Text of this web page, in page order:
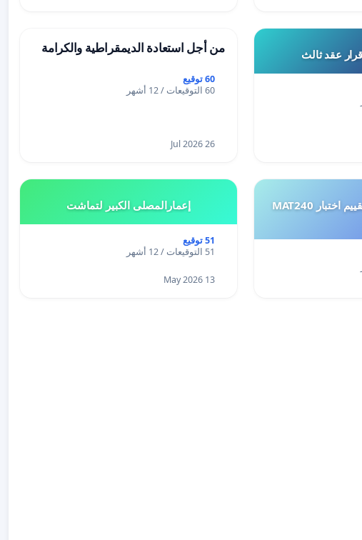
عقد ثالث من أجل استعادة الديمقراطية والكرامة
60 توقيع
60 التوقيعات / 12 أشهر
26 Jul 2026
طلب إعادة النظر في تقييم اختبار MAT240
إعمارالمصلى الكبير لتماشت
51 توقيع
51 التوقيعات / 12 أشهر
13 May 2026